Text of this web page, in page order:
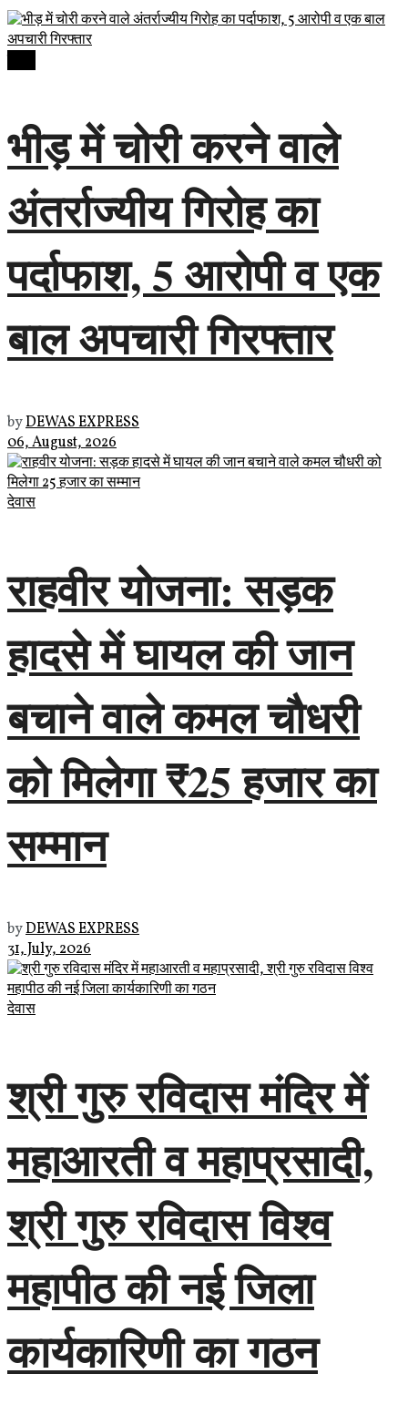
भीड़ में चोरी करने वाले
अंतर्राज्यीय गिरोह का
पर्दाफाश, 5 आरोपी व एक
बाल अपचारी गिरफ्तार
byDEWAS EXPRESS
06, August, 2026
देवास
राहवीर योजना: सड़क
हादसे में घायल की जान
बचाने वाले कमल चौधरी
को मिलेगा ₹25 हजार का
सम्मान
byDEWAS EXPRESS
31, July, 2026
देवास
श्री गुरु रविदास मंदिर में
महाआरती व महाप्रसादी,
श्री गुरु रविदास विश्व
महापीठ की नई जिला
कार्यकारिणी का गठन